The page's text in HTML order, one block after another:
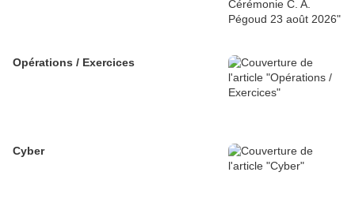
Opérations / Exercices
Cyber